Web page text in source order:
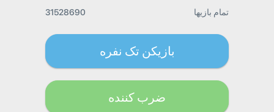
تمام بازیها 31528690
بازیکن تک نفره
ضرب کننده